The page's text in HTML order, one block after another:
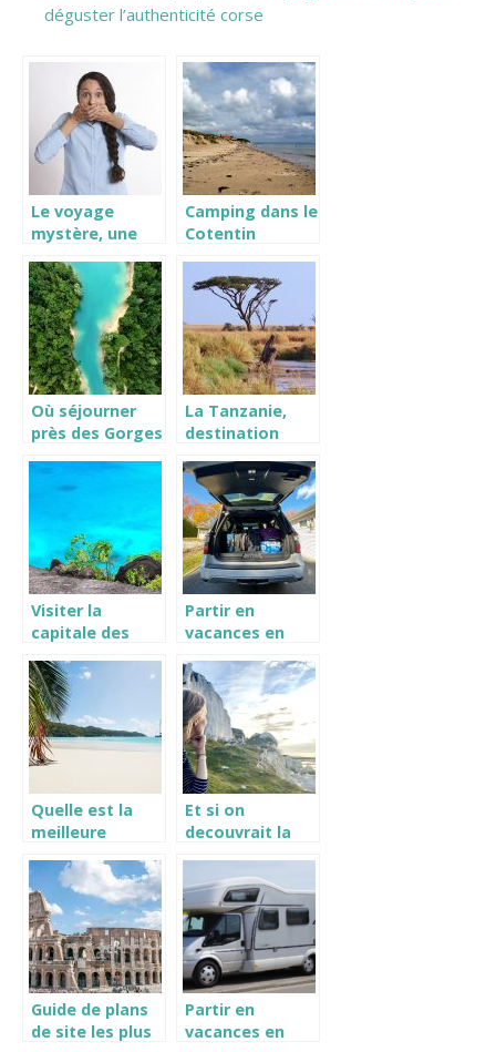
déguster l’authenticité corse
Le voyage
mystère, une
vraiment
excitante
Camping dans le
Cotentin
Où séjourner
près des Gorges
La Tanzanie,
destination
Visiter la
capitale des
Victoria
Partir en
vacances en
comment
organiser son
séjour ?
Quelle est la
meilleure
aller aux
Seychelles ?
Et si on
decouvrait la
velo?
Guide de plans
de site les plus
Partir en
vacances en